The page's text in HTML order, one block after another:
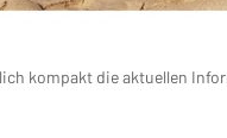
kompakt die aktuellen